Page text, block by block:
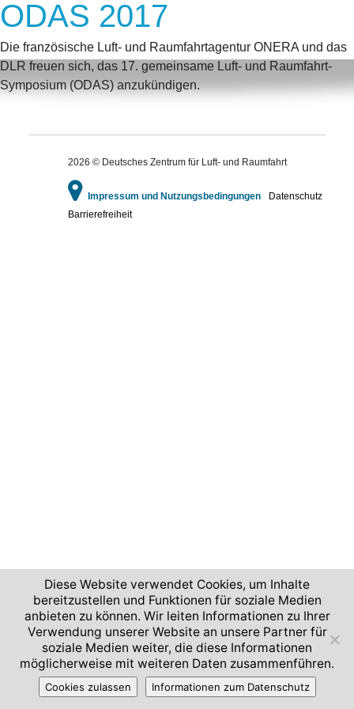
ODAS 2017
Die französische Luft- und Raumfahrtagentur ONERA und das
DLR freuen sich, das 17. gemeinsame Luft- und Raumfahrt-
Symposium (ODAS) anzukündigen.
2026 © Deutsches Zentrum für Luft- und Raumfahrt
Impressum und Nutzungsbedingungen
Datenschutz
Barrierefreiheit
Diese Website verwendet Cookies, um Inhalte
bereitzustellen und Funktionen für soziale Medien
anbieten zu können. Wir leiten Informationen zu Ihrer
Verwendung unserer Website an unsere Partner für
soziale Medien weiter, die diese Informationen
möglicherweise mit weiteren Daten zusammenführen.
Cookies zulassen Informationen zum Datenschutz